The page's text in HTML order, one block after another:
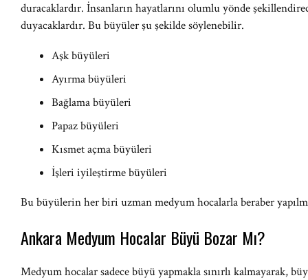
duracaklardır. İnsanların hayatlarını olumlu yönde
duyacaklardır. Bu büyüler şu şekilde söylenebilir.
Aşk büyüleri
Ayırma büyüleri
Bağlama büyüleri
Papaz büyüleri
Kısmet açma büyüleri
İşleri iyileştirme büyüleri
Bu büyülerin her biri uzman medyum hocalarla beraber
Ankara Medyum Hocalar Büyü Bozar Mı?
Medyum hocalar sadece büyü yapmakla sınırlı kalmayarak,